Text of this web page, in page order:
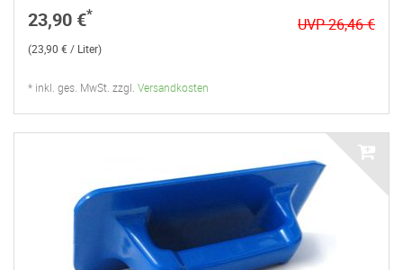
23,90 €*
UVP 26,46 €
(23,90 € / Liter)
* inkl. ges. MwSt. zzgl. Versandkosten